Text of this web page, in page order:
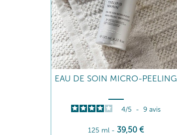
EAU DE SOIN MICRO-PEELING
4/5 - 9avis
125 ml -39,50 €